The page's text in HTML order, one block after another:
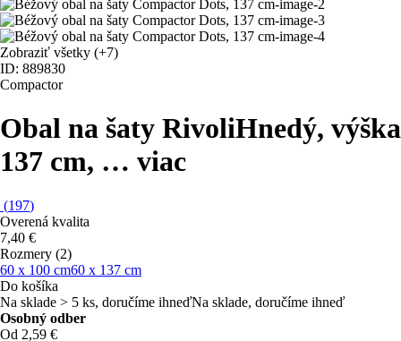
Zobraziť všetky (+7)
ID: 889830
Compactor
Obal na šaty RivoliHnedý, výška
137 cm, … viac
(197)
Overená kvalita
7,40 €
Rozmery (2)
60 x 100 cm60 x 137 cm
Do košíka
Na sklade > 5 ks, doručíme ihneďNa sklade, doručíme ihneď
Osobný odber
Od 2,59 €